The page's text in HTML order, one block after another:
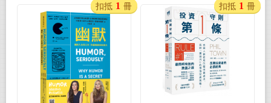
扣抵 1 冊 扣抵 1 冊